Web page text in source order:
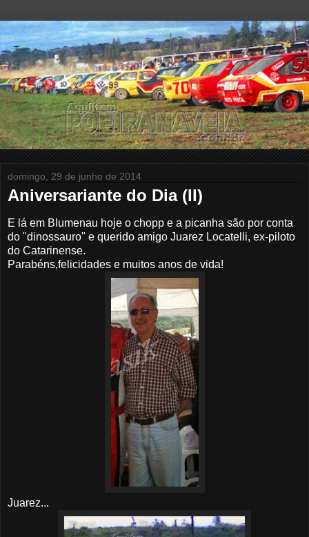
domingo, 29 de junho de 2014
Aniversariante do Dia (II)
E lá em Blumenau hoje o chopp e a picanha são por conta
do "dinossauro" e querido amigo Juarez Locatelli, ex-piloto
do Catarinense.
Parabéns,felicidades e muitos anos de vida!
Juarez...